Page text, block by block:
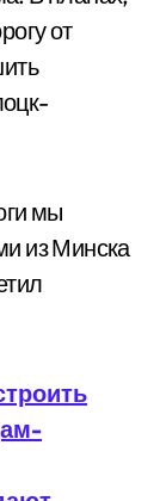
от
мы
из Минска